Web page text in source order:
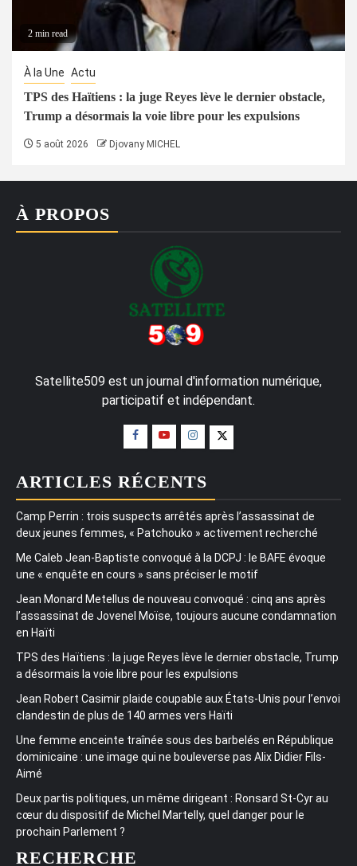
2 min read
À la Une Actu
TPS des Haïtiens : la juge Reyes lève le dernier obstacle,
Trump a désormais la voie libre pour les expulsions
5 août 2026 Djovany MICHEL
À PROPOS
Satellite509 est un journal d'information numérique,
participatif et indépendant.
ARTICLES RÉCENTS
Camp Perrin : trois suspects arrêtés après l’assassinat de
deux jeunes femmes, « Patchouko » activement recherché
Me Caleb Jean-Baptiste convoqué à la DCPJ : le BAFE évoque
une « enquête en cours » sans préciser le motif
Jean Monard Metellus de nouveau convoqué : cinq ans après
l’assassinat de Jovenel Moïse, toujours aucune condamnation
en Haïti
TPS des Haïtiens : la juge Reyes lève le dernier obstacle, Trump
a désormais la voie libre pour les expulsions
Jean Robert Casimir plaide coupable aux États-Unis pour l’envoi
clandestin de plus de 140 armes vers Haïti
Une femme enceinte traînée sous des barbelés en République
dominicaine : une image qui ne bouleverse pas Alix Didier Fils-
Aimé
Deux partis politiques, un même dirigeant : Ronsard St-Cyr au
cœur du dispositif de Michel Martelly, quel danger pour le
prochain Parlement ?
RECHERCHE